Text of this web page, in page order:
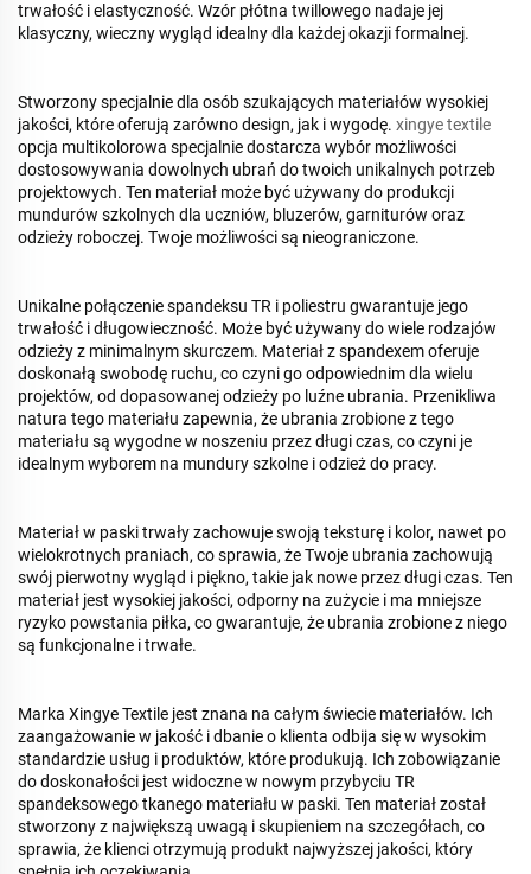
trwałość i elastyczność. Wzór płótna twillowego nadaje jej
klasyczny, wieczny wygląd idealny dla każdej okazji formalnej.
Stworzony specjalnie dla osób szukających materiałów wysokiej
jakości, które oferują zarówno design, jak i wygodę. xingye textile
opcja multikolorowa specjalnie dostarcza wybór możliwości
dostosowywania dowolnych ubrań do twoich unikalnych potrzeb
projektowych. Ten materiał może być używany do produkcji
mundurów szkolnych dla uczniów, bluzerów, garniturów oraz
odzieży roboczej. Twoje możliwości są nieograniczone.
Unikalne połączenie spandeksu TR i poliestru gwarantuje jego
trwałość i długowieczność. Może być używany do wiele rodzajów
odzieży z minimalnym skurczem. Materiał z spandexem oferuje
doskonałą swobodę ruchu, co czyni go odpowiednim dla wielu
projektów, od dopasowanej odzieży po luźne ubrania. Przenikliwa
natura tego materiału zapewnia, że ubrania zrobione z tego
materiału są wygodne w noszeniu przez długi czas, co czyni je
idealnym wyborem na mundury szkolne i odzież do pracy.
Materiał w paski trwały zachowuje swoją teksturę i kolor, nawet po
wielokrotnych praniach, co sprawia, że Twoje ubrania zachowują
swój pierwotny wygląd i piękno, takie jak nowe przez długi czas. Ten
materiał jest wysokiej jakości, odporny na zużycie i ma mniejsze
ryzyko powstania piłka, co gwarantuje, że ubrania zrobione z niego
są funkcjonalne i trwałe.
Marka Xingye Textile jest znana na całym świecie materiałów. Ich
zaangażowanie w jakość i dbanie o klienta odbija się w wysokim
standardzie usług i produktów, które produkują. Ich zobowiązanie
do doskonałości jest widoczne w nowym przybyciu TR
spandeksowego tkanego materiału w paski. Ten materiał został
stworzony z największą uwagą i skupieniem na szczegółach, co
sprawia, że klienci otrzymują produkt najwyższej jakości, który